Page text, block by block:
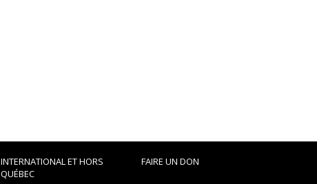
INTERNATIONAL ET HORS
QUÉBEC
FAIRE UN DON